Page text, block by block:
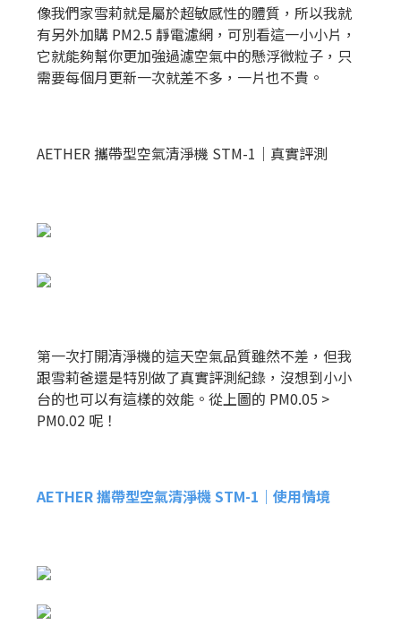
像我們家雪莉就是屬於超敏感性的體質，所以我就
有另外加購 PM2.5 靜電濾網，可別看這一小小片，
它就能夠幫你更加強過濾空氣中的懸浮微粒子，只
需要每個月更新一次就差不多，一片也不貴。
AETHER 攜帶型空氣清淨機 STM-1｜真實評測
第一次打開清淨機的這天空氣品質雖然不差，但我
跟雪莉爸還是特別做了真實評測紀錄，沒想到小小
台的也可以有這樣的效能。從上圖的 PM0.05 >
PM0.02 呢！
AETHER 攜帶型空氣清淨機 STM-1｜使用情境